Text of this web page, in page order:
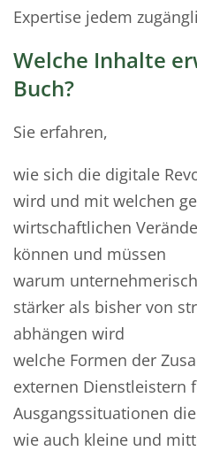
Expertise jedem
Welche Inhalte
Buch?
Sie erfahren,
wie sich die digitale
wird und mit welchen
wirtschaftlichen
können und müssen
warum
stärker als bisher von
abhängen wird
welche Formen der
externen Dienstleistern
Ausgangssituationen
wie auch kleine und